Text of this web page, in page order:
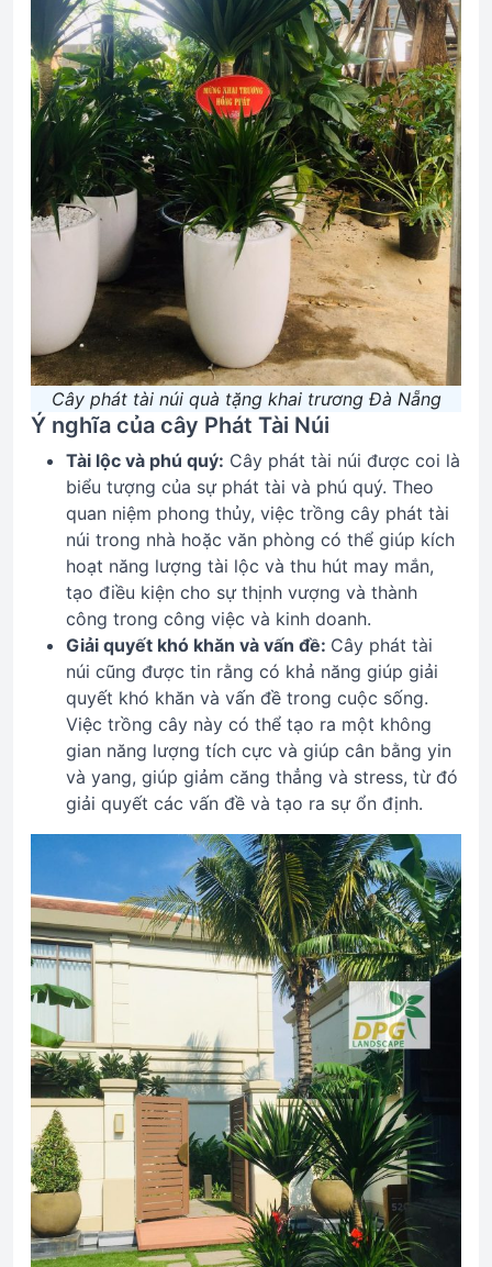
Cây phát tài núi quà tặng khai trương Đà Nẵng
Ý nghĩa của cây Phát Tài Núi
Tài lộc và phú quý: Cây phát tài núi được coi là
biểu tượng của sự phát tài và phú quý. Theo
quan niệm phong thủy, việc trồng cây phát tài
núi trong nhà hoặc văn phòng có thể giúp kích
hoạt năng lượng tài lộc và thu hút may mắn,
tạo điều kiện cho sự thịnh vượng và thành
công trong công việc và kinh doanh.
Giải quyết khó khăn và vấn đề: Cây phát tài
núi cũng được tin rằng có khả năng giúp giải
quyết khó khăn và vấn đề trong cuộc sống.
Việc trồng cây này có thể tạo ra một không
gian năng lượng tích cực và giúp cân bằng yin
và yang, giúp giảm căng thẳng và stress, từ đó
giải quyết các vấn đề và tạo ra sự ổn định.